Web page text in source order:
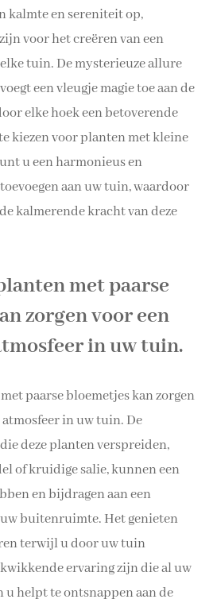
kalmte en sereniteit op,
voor het creëren van een
tuin. De mysterieuze allure
een vleugje magie toe aan de
elke hoek een betoverende
kiezen voor planten met kleine
u een harmonieus en
aan uw tuin, waardoor
kalmerende kracht van deze
met paarse
zorgen voor een
in uw tuin.
paarse bloemetjes kan zorgen
atmosfeer in uw tuin. De
deze planten verspreiden,
of kruidige salie, kunnen een
en bijdragen aan een
buitenruimte. Het genieten
terwijl u door uw tuin
ervaring zijn die al uw
helpt te ontsnappen aan de